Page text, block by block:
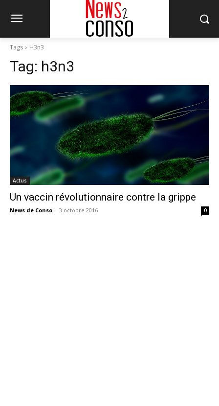
Tags H3n3
Tag: h3n3
Actus
Un vaccin révolutionnaire contre la grippe
News de Conso - 3 octobre 2016 0